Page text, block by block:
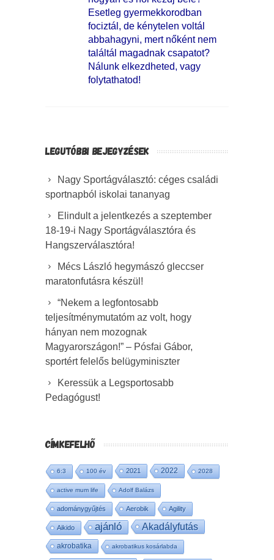
Esetleg gyermekkorodban
fociztál, de kénytelen voltál
abbahagyni, mert nőként nem
találtál magadnak csapatot?
Nálunk elkezdheted, vagy
folytathatod!
LEGUTÓBBI BEJEGYZÉSEK
Nagy Sportágválasztó: céges családi
sportnapból iskolai tananyag
Elindult a jelentkezés a szeptember
18-19-i Nagy Sportágválasztóra és
Hangszerválasztóra!
Mécs László hegymászó gleccser
maratonfutásra készül!
“Nekem a legfontosabb
teljesítménymutatóm az volt, hogy
hányan nem mozognak
Magyarországon!” – Pósfai Gábor,
sportért felelős belügyminiszter
Keressük a Legsportosabb
Pedagógust!
CÍMKEFELHŐ
6:3 100 év 2021 2022 2028
active mum life Adolf Balázs
adománygyűjtés Aerobik Agility
Aikido ajánló Akadályfutás
akrobatika akrobatikus kosárlabda